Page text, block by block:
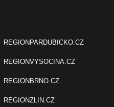
REGIONPARDUBICKO.CZ
REGIONVYSOCINA.CZ
REGIONBRNO.CZ
REGIONZLIN.CZ